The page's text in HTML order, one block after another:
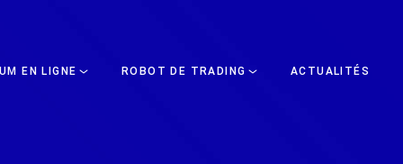
EN LIGNE ROBOT DE TRADING ACTUALITÉS